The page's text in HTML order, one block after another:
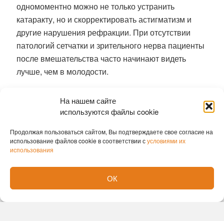
На нашем сайте
используются файлы cookie
Продолжая пользоваться сайтом, Вы подтверждаете свое согласие на
использование файлов cookie в соответствии сусловиями их
использования
ОК
одномоментно можно не только устранить
катаракту, но и скорректировать астигматизм и
другие нарушения рефракции. При отсутствии
патологий сетчатки и зрительного нерва пациенты
после вмешательства часто начинают видеть
лучше, чем в молодости.
новосибирские хирурги без единого разреза